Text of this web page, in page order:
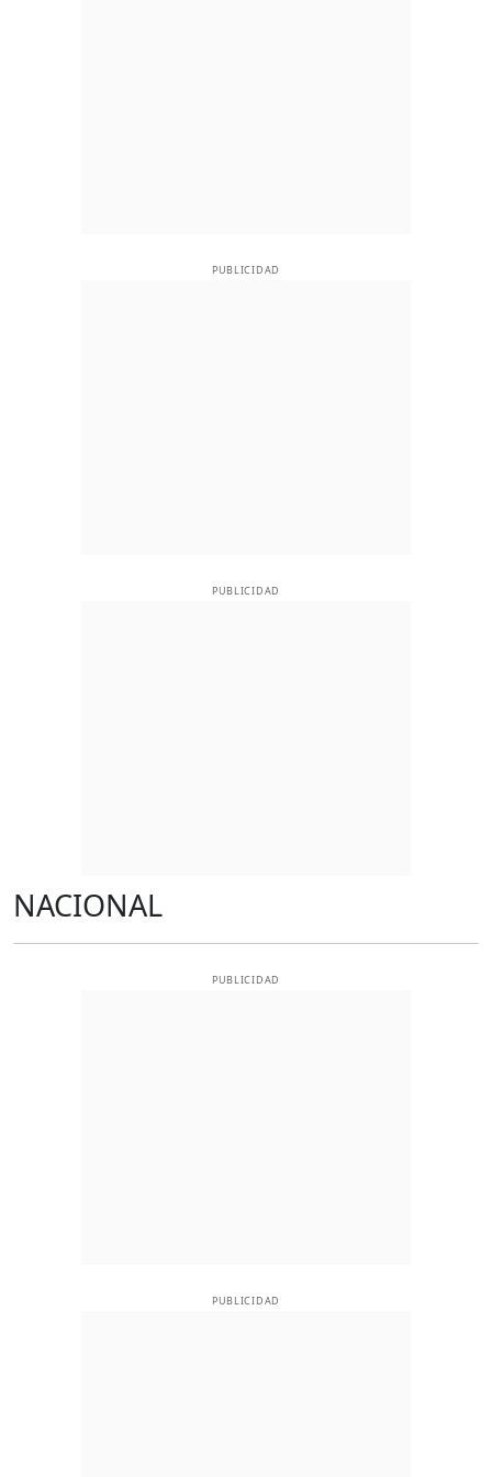
PUBLICIDAD
PUBLICIDAD
NACIONAL
PUBLICIDAD
PUBLICIDAD